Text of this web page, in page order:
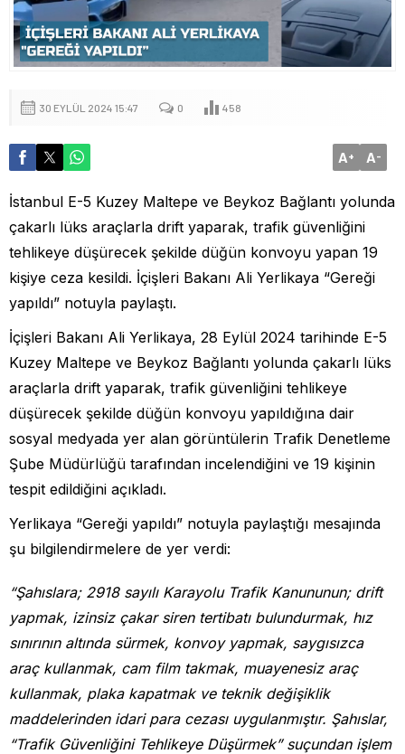
30 EYLÜL 2024 15:47 0 458
A+ A-
İstanbul E-5 Kuzey Maltepe ve Beykoz Bağlantı yolunda
çakarlı lüks araçlarla drift yaparak, trafik güvenliğini
tehlikeye düşürecek şekilde düğün konvoyu yapan 19
kişiye ceza kesildi. İçişleri Bakanı Ali Yerlikaya “Gereği
yapıldı” notuyla paylaştı.
İçişleri Bakanı Ali Yerlikaya, 28 Eylül 2024 tarihinde E-5
Kuzey Maltepe ve Beykoz Bağlantı yolunda çakarlı lüks
araçlarla drift yaparak, trafik güvenliğini tehlikeye
düşürecek şekilde düğün konvoyu yapıldığına dair
sosyal medyada yer alan görüntülerin Trafik Denetleme
Şube Müdürlüğü tarafından incelendiğini ve 19 kişinin
tespit edildiğini açıkladı.
Yerlikaya “Gereği yapıldı” notuyla paylaştığı mesajında
şu bilgilendirmelere de yer verdi:
“Şahıslara; 2918 sayılı Karayolu Trafik Kanununun; drift
yapmak, izinsiz çakar siren tertibatı bulundurmak, hız
sınırının altında sürmek, konvoy yapmak, saygısızca
araç kullanmak, cam film takmak, muayenesiz araç
kullanmak, plaka kapatmak ve teknik değişiklik
maddelerinden idari para cezası uygulanmıştır. Şahıslar,
“Trafik Güvenliğini Tehlikeye Düşürmek” suçundan işlem